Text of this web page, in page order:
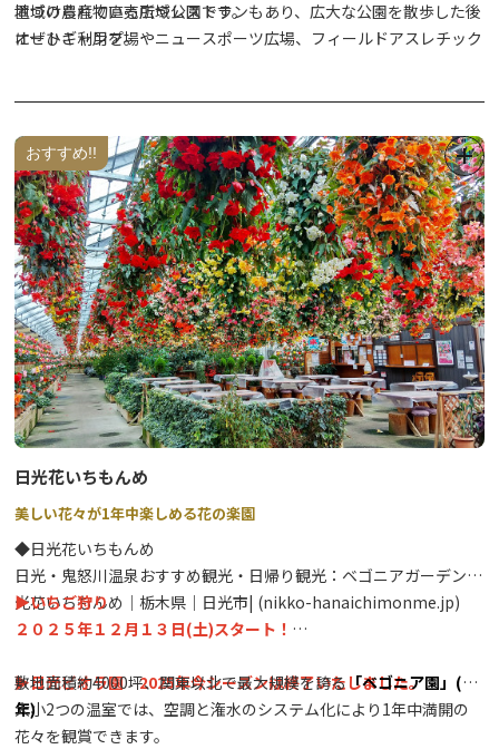
置づけられている広域公園です。
オートキャンプ場やニュースポーツ広場、フィールドアスレチック
地域の農産物直売所やレストランもあり、広大な公園を散歩した後
にぜひご利用を。
桜マップは別紙をご覧ください。
おすすめ!!
日光花いちもんめ
美しい花々が1年中楽しめる花の楽園
◆日光花いちもんめ
日光・鬼怒川温泉おすすめ観光・日帰り観光：ベゴニアガーデン日
光花いちもんめ｜栃木県｜日光市| (nikko-hanaichimonme.jp)
▶いちご狩り
２０２５年１２月１３日(土)スタート！
▶日光ビオラ園 2025年今シーズンは終了いたしました。
敷地面積約4000坪、関東以北で最大規模を誇る 「ベゴニア園」(通
年)
大小2つの温室では、空調と潅水のシステム化により1年中満開の
花々を観賞できます。